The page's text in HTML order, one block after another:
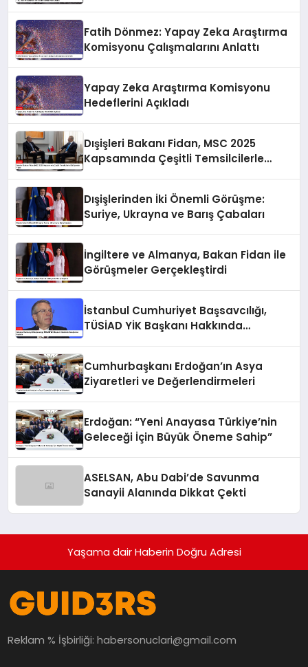
Fatih Dönmez: Yapay Zeka Araştırma
Komisyonu Çalışmalarını Anlattı
Yapay Zeka Araştırma Komisyonu
Hedeflerini Açıkladı
Dışişleri Bakanı Fidan, MSC 2025
Kapsamında Çeşitli Temsilcilerle
Dışişlerinden İki Önemli Görüşme:
Suriye, Ukrayna ve Barış Çabaları
İngiltere ve Almanya, Bakan Fidan ile
Görüşmeler Gerçekleştirdi
İstanbul Cumhuriyet Başsavcılığı,
TÜSİAD YİK Başkanı Hakkında
Cumhurbaşkanı Erdoğan’ın Asya
Ziyaretleri ve Değerlendirmeleri
Erdoğan: “Yeni Anayasa Türkiye’nin
Geleceği İçin Büyük Öneme Sahip”
ASELSAN, Abu Dabi’de Savunma
Sanayii Alanında Dikkat Çekti
Yaşama dair Haberin Doğru Adresi
Reklam % İşbirliği:habersonuclari@gmail.com